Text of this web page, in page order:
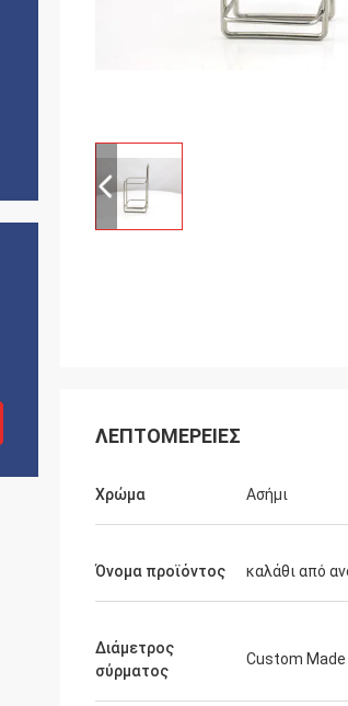
ΛΕΠΤΟΜΈΡΕΙΕΣ
Χρώμα Ασήμι
Όνομα προϊόντος καλάθι από
Διάμετρος
σύρματος
Custom Made